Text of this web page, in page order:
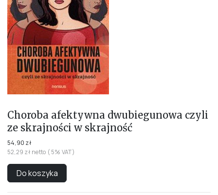
Choroba afektywna dwubiegunowa czyli
ze skrajności w skrajność
54,90 zł
52,29 zł netto ( 5% VAT)
Do koszyka